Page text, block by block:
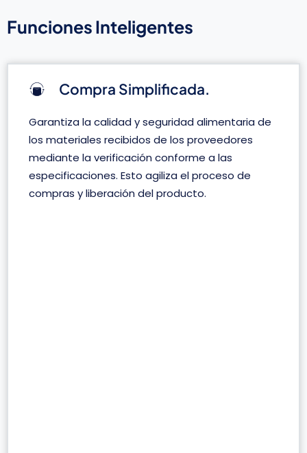
Funciones Inteligentes
Compra Simplificada.
Garantiza la calidad y seguridad alimentaria de
los materiales recibidos de los proveedores
mediante la verificación conforme a las
especificaciones. Esto agiliza el proceso de
compras y liberación del producto.